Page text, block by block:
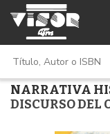
NARRATIVA
DISCURSO DEL